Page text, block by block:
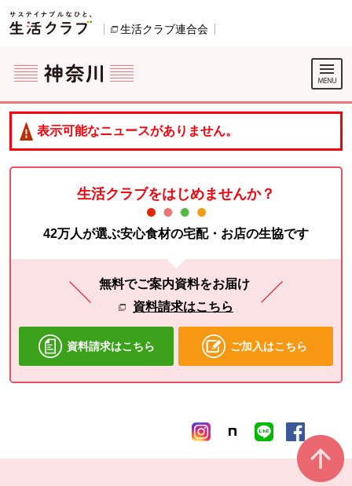
ページの先頭です。
生活クラブ連合会
ここからサイト内共通メニューです。
サイト内共通メニューをスキップする
サイト内共通メニューここまで。
表示可能なニュースがありません。
生活クラブをはじめませんか？
42万人が選ぶ安心食材の宅配・お店の生協です
無料でご案内資料をお届け
資料請求はこちら
資料請求はこちら ご加入はこちら